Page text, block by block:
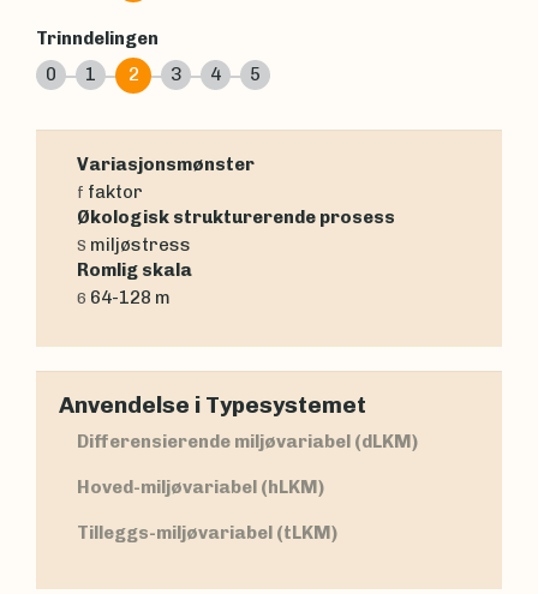
Trinndelingen
0
1 2 3 4 5
Variasjonsmønster
f faktor
Økologisk strukturerende prosess
S miljøstress
Romlig skala
6 64-128 m
Anvendelse i Typesystemet
Differensierende miljøvariabel (dLKM)
Hoved-miljøvariabel (hLKM)
Tilleggs-miljøvariabel (tLKM)